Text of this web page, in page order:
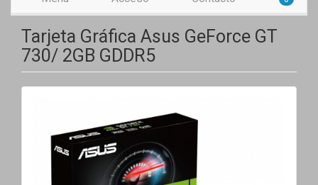
Tarjeta Gráfica Asus GeForce GT
730/ 2GB GDDR5